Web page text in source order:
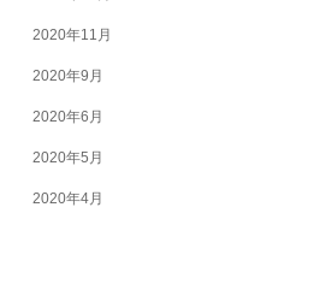
2020年11月
2020年9月
2020年6月
2020年5月
2020年4月